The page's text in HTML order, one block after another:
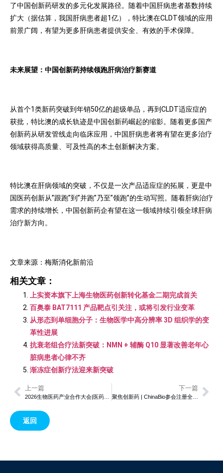
了中国创新药研发的多元化发展路径。随着中国肝病患者基数持续
扩大（据估算，我国肝病患者超1亿），特比澳在CLDT领域的应用
前景广阔，有望为更多肝病患者提供安全、有效的手术保障。
未来展望：中国创新药持续领跑肝病治疗新赛道
从首个1类新药突破到年销50亿的超级单品，再到CLDT适应症的
获批，特比澳的成长轨迹是中国创新药崛起的缩影。随着更多国产
创新药从研发管线走向临床应用，中国肝病患者将有望在更多治疗
领域获得高质量、可及性高的本土创新解决方案。
特比澳在肝病领域的突破，不仅是一次产品适应症的拓展，更是中
国医药创新从”跟跑”到”并跑”乃至”领跑”的生动写照。随着肝病治疗
需求的持续增长，中国创新药企有望在这一领域持续引领全球肝病
治疗新方向。
文章来源：梅斯消化新前沿
相关文章：
上实资本旗下上海生物医药创新转化基金二期完成首关
百奥泰 BAT7111 产品靶点引关注，或将引发行业变革
从形态到单细胞分子：生物医学中高分辨率 3D 组织学的变
革性进展
抗衰老组合疗法新突破：NMN + 辅酶 Q10 显著改善老年心
脏病患者心律不齐
渐冻症创新疗法迎来新突破
上一篇 下一篇
聚焦创新药 | ChinaBio参会注册全面开启，汇聚罗氏等MNC巨头和近50%海外参会群体
返回